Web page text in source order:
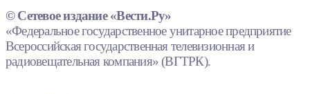
© Сетевое издание «Вести.Ру»
«Федеральное государственное унитарное предприятие
Всероссийская государственная телевизионная и
радиовещательная компания» (ВГТРК).